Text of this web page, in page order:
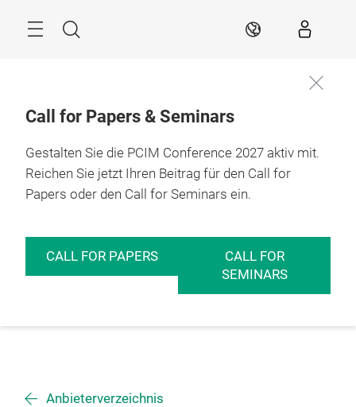
Suche DE
Call for Papers & Seminars
Gestalten Sie die PCIM Conference 2027 aktiv mit.
Reichen Sie jetzt Ihren Beitrag für den Call for
Papers oder den Call for Seminars ein.
CALL FOR PAPERS
CALL FOR
SEMINARS
Anbieterverzeichnis